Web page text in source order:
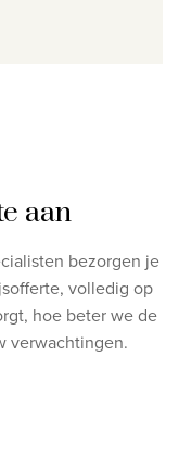
aan
bezorgen je
volledig op
hoe beter we de
verwachtingen.